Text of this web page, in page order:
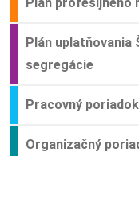
Plán uplatňovania
segregácie
Pracovný
Organizačný